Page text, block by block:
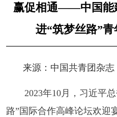
赢促相通——中国能
进“筑梦丝路”
来源： 中国共青团杂志
2023年10月，习近平
路”国际合作高峰论坛欢迎